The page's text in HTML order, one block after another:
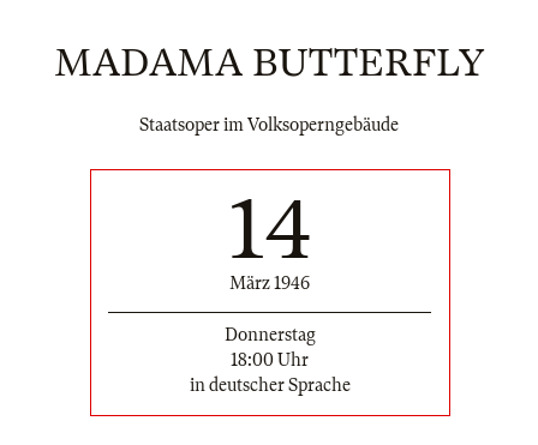
MADAMA BUTTERFLY
Staatsoper im Volksoperngebäude
14
März 1946
Donnerstag
18:00 Uhr
in deutscher Sprache